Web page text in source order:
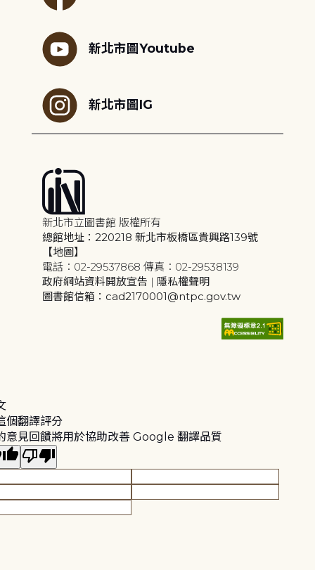
新北市圖Youtube
新北市圖IG
新北市立圖書館 版權所有
總館地址：220218 新北市板橋區貴興路139號
【地圖】
電話：02-29537868 傳真：02-29538139
政府網站資料開放宣告 | 隱私權聲明
圖書館信箱：cad2170001@ntpc.gov.tw
個翻譯評分
意見回饋將用於協助改善 Google 翻譯品質